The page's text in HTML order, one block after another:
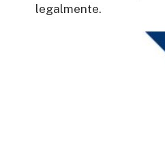
legalmente.